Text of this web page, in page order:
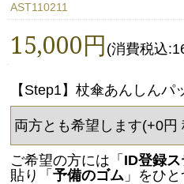
AST110211
15,000円 (消費税込
【Step1】杖傘あんしん
ご希望の方には「 ID登録
貼り「 予備のゴム 」をひ